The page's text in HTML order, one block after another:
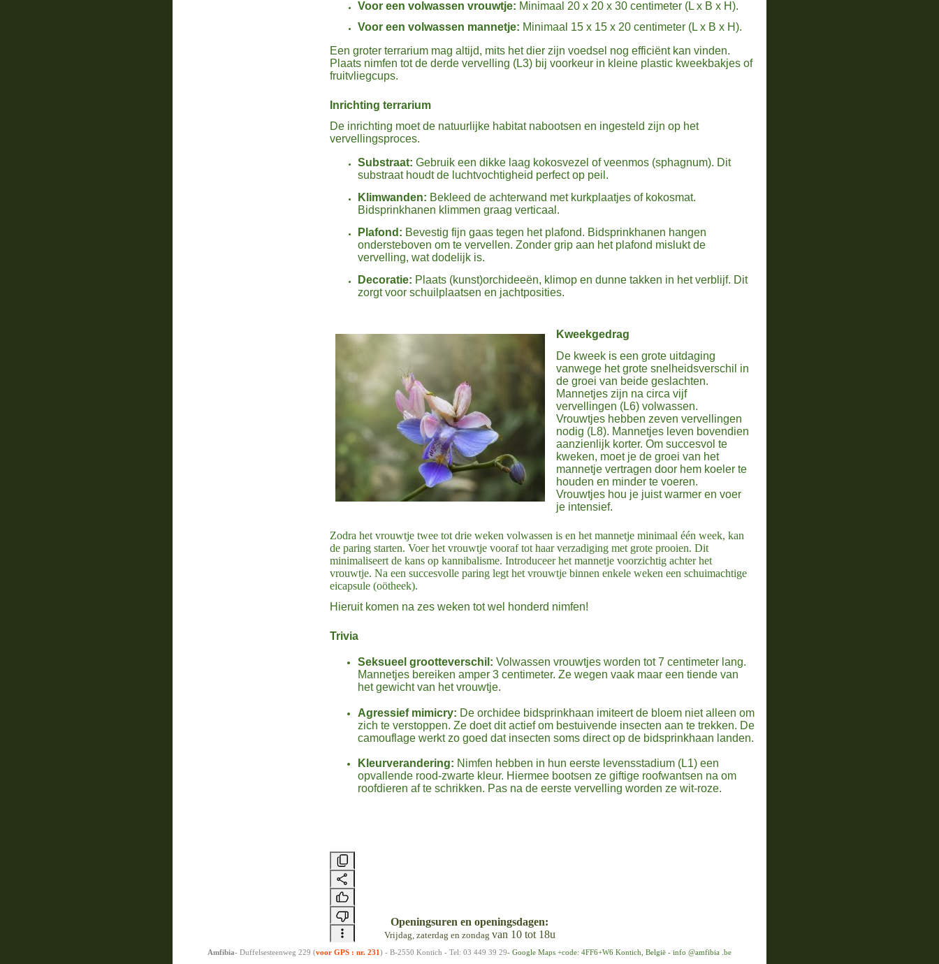
Voor een volwassen vrouwtje: Minimaal 20 x 20 x 30 centimeter (L x B x H).
Voor een volwassen mannetje: Minimaal 15 x 15 x 20 centimeter (L x B x H).
Een groter terrarium mag altijd, mits het dier zijn voedsel nog efficiënt kan vinden.
Plaats nimfen tot de derde vervelling (L3) bij voorkeur in kleine plastic kweekbakjes of
fruitvliegcups.
Inrichting terrarium
De inrichting moet de natuurlijke habitat nabootsen en ingesteld zijn op het
vervellingsproces.
Substraat: Gebruik een dikke laag kokosvezel of veenmos (sphagnum). Dit
substraat houdt de luchtvochtigheid perfect op peil.
Klimwanden: Bekleed de achterwand met kurkplaatjes of kokosmat.
Bidsprinkhanen klimmen graag verticaal.
Plafond: Bevestig fijn gaas tegen het plafond. Bidsprinkhanen hangen
ondersteboven om te vervellen. Zonder grip aan het plafond mislukt de
vervelling, wat dodelijk is.
Decoratie: Plaats (kunst)orchideeën, klimop en dunne takken in het verblijf. Dit
zorgt voor schuilplaatsen en jachtposities.
Kweekgedrag
De kweek is een grote uitdaging
vanwege het grote snelheidsverschil in
de groei van beide geslachten.
Mannetjes zijn na circa vijf
vervellingen (L6) volwassen.
Vrouwtjes hebben zeven vervellingen
nodig (L8). Mannetjes leven bovendien
aanzienlijk korter. Om succesvol te
kweken, moet je de groei van het
mannetje vertragen door hem koeler te
houden en minder te voeren.
Vrouwtjes hou je juist warmer en voer
je intensief.
Zodra het vrouwtje twee tot drie weken volwassen is en het mannetje minimaal één week, kan
de paring starten. Voer het vrouwtje vooraf tot haar verzadiging met grote prooien. Dit
minimaliseert de kans op kannibalisme. Introduceer het mannetje voorzichtig achter het
vrouwtje. Na een succesvolle paring legt het vrouwtje binnen enkele weken een schuimachtige
eicapsule (oötheek).
Hieruit komen na zes weken tot wel honderd nimfen!
Trivia
Seksueel grootteverschil: Volwassen vrouwtjes worden tot 7 centimeter lang.
Mannetjes bereiken amper 3 centimeter. Ze wegen vaak maar een tiende van
het gewicht van het vrouwtje.
Agressief mimicry: De orchidee bidsprinkhaan imiteert de bloem niet alleen om
zich te verstoppen. Ze doet dit actief om bestuivende insecten aan te trekken. De
camouflage werkt zo goed dat insecten soms direct op de bidsprinkhaan landen.
Kleurverandering: Nimfen hebben in hun eerste levensstadium (L1) een
opvallende rood-zwarte kleur. Hiermee bootsen ze giftige roofwantsen na om
roofdieren af te schrikken. Pas na de eerste vervelling worden ze wit-roze.
Openingsuren en openingsdagen:
Vrijdag, zaterdag en zondag van 10 tot 18u
Amfibia- Duffelsesteenweg 229 (voor GPS : nr. 231 ) - B-2550 Kontich - Tel: 03 449 39 29- Google Maps +code: 4FF6+W6 Kontich, België - info @amfibia .be